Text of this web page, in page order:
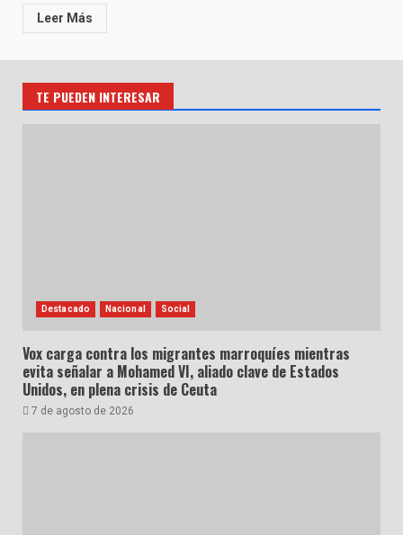
Leer Más
TE PUEDEN INTERESAR
Destacado Nacional Social
Vox carga contra los migrantes marroquíes mientras
evita señalar a Mohamed VI, aliado clave de Estados
Unidos, en plena crisis de Ceuta
7 de agosto de 2026